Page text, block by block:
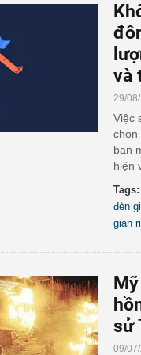
và
29/
Việc
chọn
bạn
hiện
Tags:
đèn
gian
sử
09/